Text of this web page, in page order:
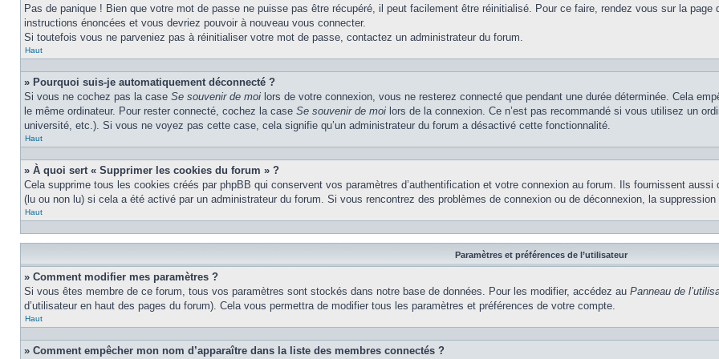
Pas de panique ! Bien que votre mot de passe ne puisse pas être récupéré, il peut facilement être réinitialisé. Pour ce faire, rendez vous sur la
instructions énoncées et vous devriez pouvoir à nouveau vous connecter.
Si toutefois vous ne parveniez pas à réinitialiser votre mot de passe, contactez un administrateur du forum.
Haut
» Pourquoi suis-je automatiquement déconnecté ?
Si vous ne cochez pas la case Se souvenir de moi lors de votre connexion, vous ne resterez connecté que pendant une durée déterminée. Cela
le même ordinateur. Pour rester connecté, cochez la case Se souvenir de moi lors de la connexion. Ce n’est pas recommandé si vous utilisez un
université, etc.). Si vous ne voyez pas cette case, cela signifie qu’un administrateur du forum a désactivé cette fonctionnalité.
Haut
» À quoi sert « Supprimer les cookies du forum » ?
Cela supprime tous les cookies créés par phpBB qui conservent vos paramètres d’authentification et votre connexion au forum. Ils fournissent
(lu ou non lu) si cela a été activé par un administrateur du forum. Si vous rencontrez des problèmes de connexion ou de déconnexion, la
Haut
Paramètres et préférences de l’utilisateur
» Comment modifier mes paramètres ?
Si vous êtes membre de ce forum, tous vos paramètres sont stockés dans notre base de données. Pour les modifier, accédez au Panneau de
d’utilisateur en haut des pages du forum). Cela vous permettra de modifier tous les paramètres et préférences de votre compte.
Haut
» Comment empêcher mon nom d’apparaître dans la liste des membres connectés ?